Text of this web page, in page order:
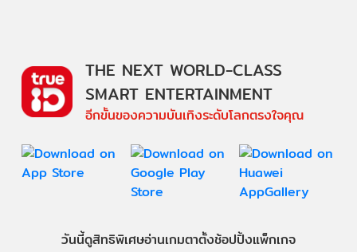
THE NEXT WORLD-CLASS
SMART ENTERTAINMENT
อีกขั้นของความบันเทิงระดับโลกตรงใจคุณ
วันนี้ดูสิทธิพิเศษอ่านเกมตาตั้งช้อปปิ้งแพ็กเกจ